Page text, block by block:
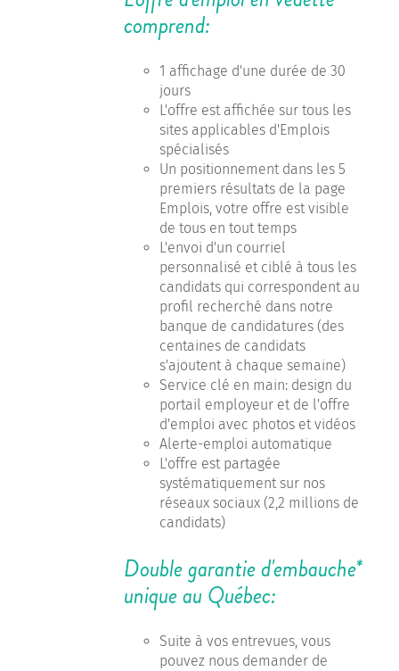
comprend:
1 affichage d'une durée de 30
jours
L'offre est affichée sur tous les
sites applicables d'Emplois
spécialisés
Un positionnement dans les 5
premiers résultats de la page
Emplois, votre offre est visible
de tous en tout temps
L'envoi d'un courriel
personnalisé et ciblé à tous les
candidats qui correspondent au
profil recherché dans notre
banque de candidatures (des
centaines de candidats
s'ajoutent à chaque semaine)
Service clé en main: design du
portail employeur et de l'offre
d'emploi avec photos et vidéos
Alerte-emploi automatique
L'offre est partagée
systématiquement sur nos
réseaux sociaux (2,2 millions de
candidats)
Double garantie d'embauche*
unique au Québec:
Suite à vos entrevues, vous
pouvez nous demander de